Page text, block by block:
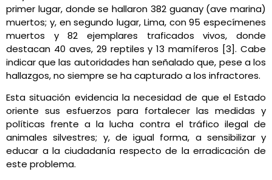
primer lugar, donde se hallaron 382 guanay (ave marina)
muertos; y, en segundo lugar, Lima, con 95 especímenes
muertos y 82 ejemplares traficados vivos, donde
destacan 40 aves, 29 reptiles y 13 mamíferos [3]. Cabe
indicar que las autoridades han señalado que, pese a los
hallazgos, no siempre se ha capturado a los infractores.
Esta situación evidencia la necesidad de que el Estado
oriente sus esfuerzos para fortalecer las medidas y
políticas frente a la lucha contra el tráfico ilegal de
animales silvestres; y, de igual forma, a sensibilizar y
educar a la ciudadanía respecto de la erradicación de
este problema.